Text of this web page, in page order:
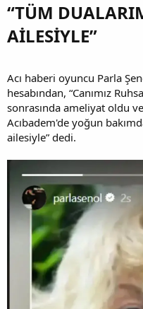
“TÜM
AİLESİYLE”​
Acı haberi oyuncu Parla
hesabından, “Canımız
sonrasında ameliyat oldu
Acıbadem'de yoğun
ailesiyle” dedi.